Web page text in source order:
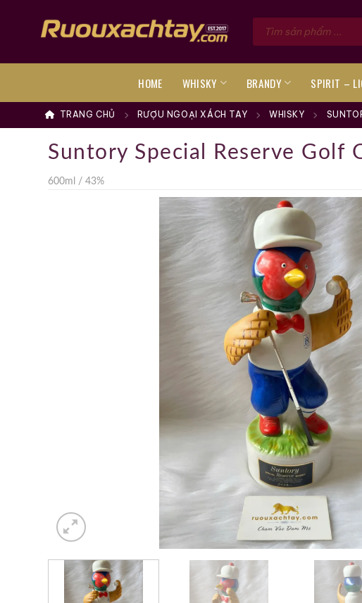
Tìm
kiếm
HOME WHISKY BRANDY SPIRIT –
TRANG CHỦ RƯỢU NGOẠI XÁCH TAY WHISKY
Suntory Special Reserve Golf
600ml / 43%